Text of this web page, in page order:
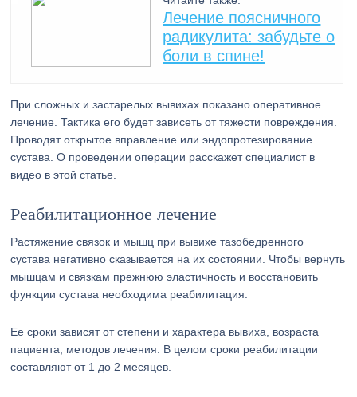
Лечение поясничного
радикулита: забудьте о
боли в спине!
При сложных и застарелых вывихах показано оперативное
лечение. Тактика его будет зависеть от тяжести повреждения.
Проводят открытое вправление или эндопротезирование
сустава. О проведении операции расскажет специалист в
видео в этой статье.
Реабилитационное лечение
Растяжение связок и мышц при вывихе тазобедренного
сустава негативно сказывается на их состоянии. Чтобы вернуть
мышцам и связкам прежнюю эластичность и восстановить
функции сустава необходима реабилитация.
Ее сроки зависят от степени и характера вывиха, возраста
пациента, методов лечения. В целом сроки реабилитации
составляют от 1 до 2 месяцев.